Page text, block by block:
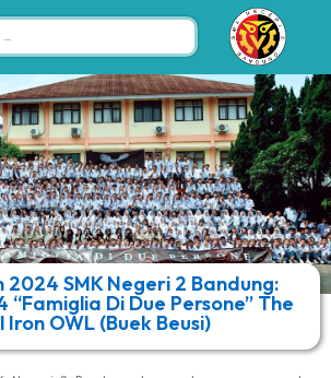
SMK Negeri 2 Bandung:
“Famiglia Di Due Persone” The
Iron OWL (Buek Beusi)